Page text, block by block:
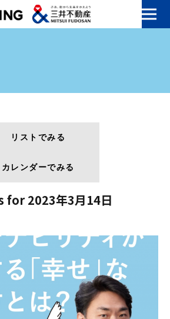
リストでみる
カレンダーでみる
for 2023年3月14日